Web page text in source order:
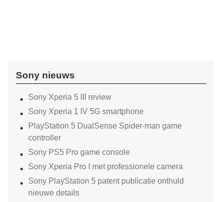
Sony nieuws
Sony Xperia 5 III review
Sony Xperia 1 IV 5G smartphone
PlayStation 5 DualSense Spider-man game
controller
Sony PS5 Pro game console
Sony Xperia Pro I met professionele camera
Sony PlayStation 5 patent publicatie onthuld
nieuwe details